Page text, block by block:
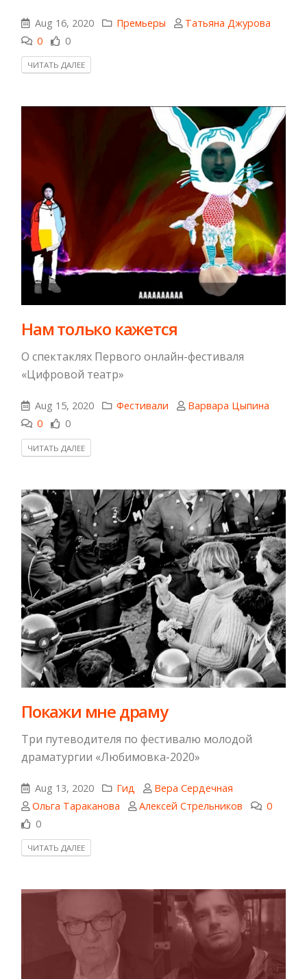
Aug 16, 2020 Премьеры
Татьяна Джурова
0
0
ЧИТАТЬ ДАЛЕЕ
Нам только кажется
О спектаклях Первого онлайн-фестиваля
«Цифровой театр»
Aug 15, 2020 Фестивали
Варвара Цыпина
0
0
ЧИТАТЬ ДАЛЕЕ
Покажи мне драму
Три путеводителя по фестивалю молодой
драматургии «Любимовка-2020»
Aug 13, 2020 Гид
Вера Сердечная
Ольга Тараканова
Алексей Стрельников
0
0
ЧИТАТЬ ДАЛЕЕ